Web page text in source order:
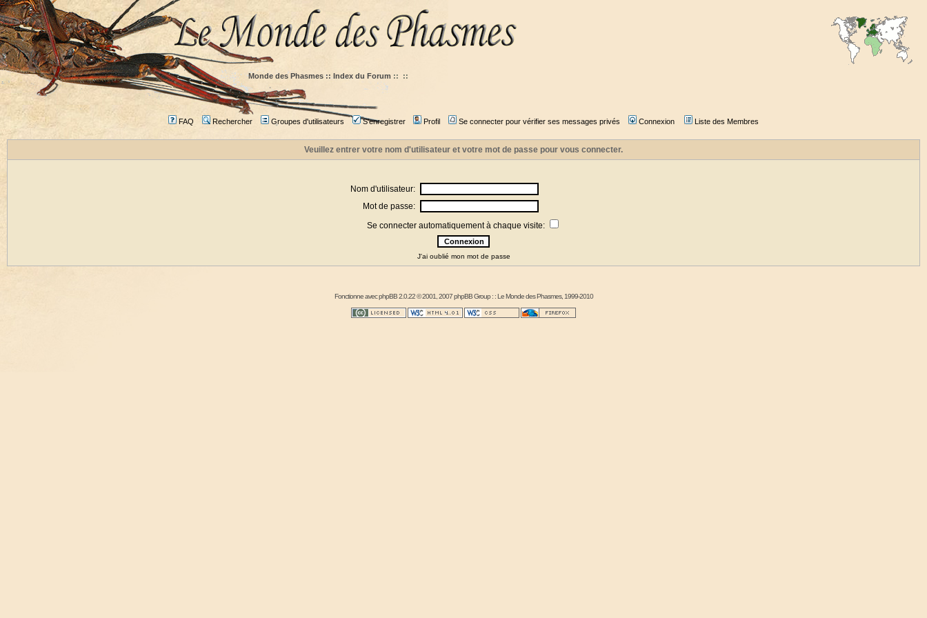
Monde des Phasmes :: Index du Forum :: ::
FAQ Rechercher Groupes d'utilisateurs S'enregistrer Profil Se connecter pour vérifier ses messages privés Connexion Liste des Membres
Veuillez entrer votre nom d'utilisateur et votre mot de passe pour vous connecter.
Nom d'utilisateur:
Mot de passe:
Se connecter automatiquement à chaque visite:
J'ai oublié mon mot de passe
Fonctionne avecphpBB2.0.22 © 2001, 2007 phpBB Group : :Le Monde des Phasmes, 1999-2010